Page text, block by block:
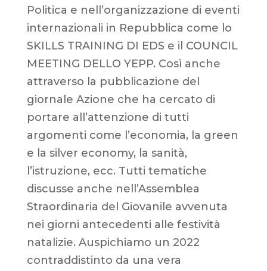
Politica e nell’organizzazione di eventi
internazionali in Repubblica come lo
SKILLS TRAINING DI EDS e il COUNCIL
MEETING DELLO YEPP. Così anche
attraverso la pubblicazione del
giornale Azione che ha cercato di
portare all’attenzione di tutti
argomenti come l’economia, la green
e la silver economy, la sanità,
l’istruzione, ecc. Tutti tematiche
discusse anche nell’Assemblea
Straordinaria del Giovanile avvenuta
nei giorni antecedenti alle festività
natalizie. Auspichiamo un 2022
contraddistinto da una vera